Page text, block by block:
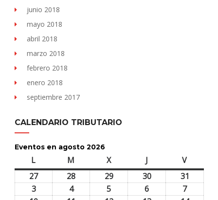
junio 2018
mayo 2018
abril 2018
marzo 2018
febrero 2018
enero 2018
septiembre 2017
CALENDARIO TRIBUTARIO
Eventos en agosto 2026
L M Xmiércoles J Vviernes
2727
28 2929
3030
31
33
44
5 6 77